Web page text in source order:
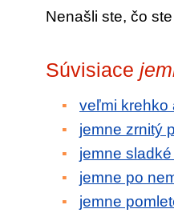
Nenašli ste, čo
Súvisiace
veľmi krehko
jemne zrnitý
jemne
jemne po
jemne